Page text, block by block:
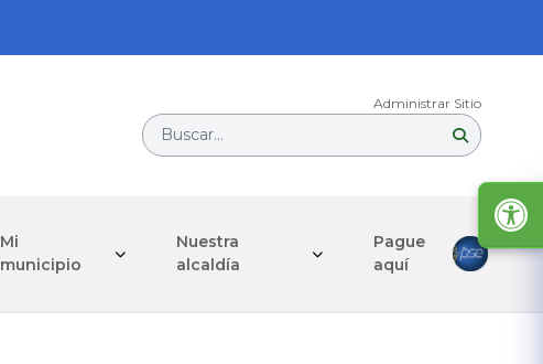
Administrar Sitio
Buscar...
Mi
municipio
Nuestra
alcaldía
Pague
aquí